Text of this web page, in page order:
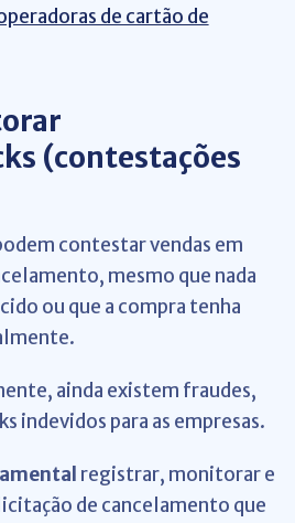
de cartão de
(contestações
contestar vendas em
mesmo que nada
ou que a compra tenha
ainda existem fraudes,
indevidos para as empresas.
registrar, monitorar e
de cancelamento que